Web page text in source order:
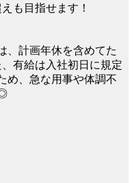
も目指せます！
、計画年休を含めてた
有給は入社初日に規定
め、急な用事や体調不